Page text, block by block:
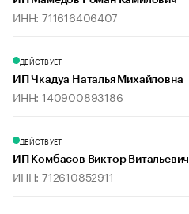
ИНН: 711616406407
ДЕЙСТВУЕТ
ИП Чкадуа Наталья Михайловна
ИНН: 140900893186
ДЕЙСТВУЕТ
ИП Комбасов Виктор Витальевич
ИНН: 712610852911